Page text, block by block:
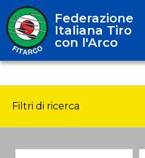
Federazione
Italiana Tiro
con l'Arco
Filtri di ricerca